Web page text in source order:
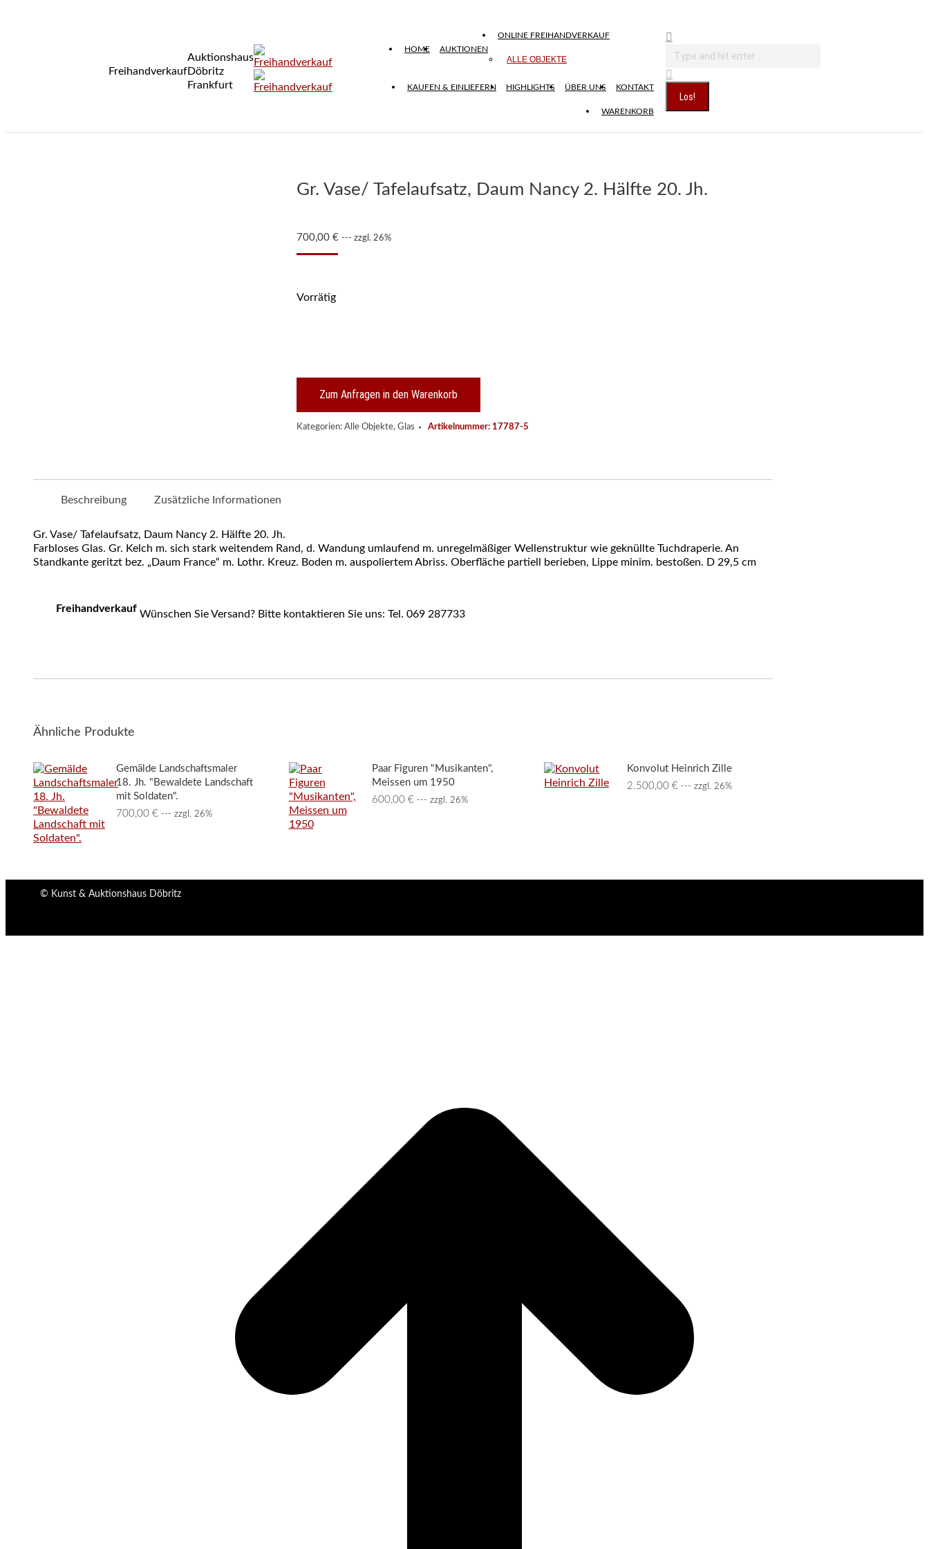
Freihandverkauf
Auktionshaus
Döbritz
Frankfurt
HOME AUKTIONEN
ONLINE FREIHANDVERKAUF
ALLE OBJEKTE
KAUFEN & EINLIEFERN HIGHLIGHTS ÜBER UNS KONTAKT
WARENKORB
Search:
Gr. Vase/ Tafelaufsatz, Daum Nancy 2. Hälfte 20. Jh.
700,00 € --- zzgl. 26%
Vorrätig
Nancy
Jh.
Zum Anfragen in den Warenkorb
Kategorien: Alle Objekte, Glas Artikelnummer: 17787-5
Beschreibung Zusätzliche Informationen
Gr. Vase/ Tafelaufsatz, Daum Nancy 2. Hälfte 20. Jh.
Farbloses Glas. Gr. Kelch m. sich stark weitendem Rand, d. Wandung umlaufend m. unregelmäßiger Wellenstruktur wie geknüllte Tuchdraperie. An
Standkante geritzt bez. „Daum France“ m. Lothr. Kreuz. Boden m. auspoliertem Abriss. Oberfläche partiell berieben, Lippe minim. bestoßen. D 29,5 cm
Freihandverkauf Wünschen Sie Versand? Bitte kontaktieren Sie uns: Tel. 069 287733
Ähnliche Produkte
Gemälde Landschaftsmaler
18. Jh. "Bewaldete Landschaft
mit Soldaten".
700,00 € --- zzgl. 26%
Paar Figuren "Musikanten",
Meissen um 1950
600,00 € --- zzgl. 26%
Konvolut Heinrich Zille
2.500,00€ --- zzgl. 26%
© Kunst & Auktionshaus Döbritz